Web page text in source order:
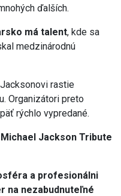
ďalších.
má talent, kde sa
medzinárodnú
rastie
Organizátori preto
rýchlo vypredané.
Michael Jackson Tribute
a profesionálni
na nezabudnuteľné